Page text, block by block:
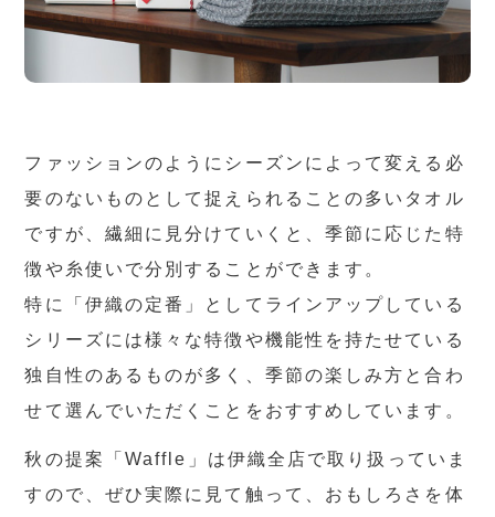
ファッションのようにシーズンによって変える必
要のないものとして捉えられることの多いタオル
ですが、繊細に見分けていくと、季節に応じた特
徴や糸使いで分別することができます。
特に「伊織の定番」としてラインアップしている
シリーズには様々な特徴や機能性を持たせている
独自性のあるものが多く、季節の楽しみ方と合わ
せて選んでいただくことをおすすめしています。
秋の提案「Waffle」は伊織全店で取り扱っていま
すので、ぜひ実際に見て触って、おもしろさを体